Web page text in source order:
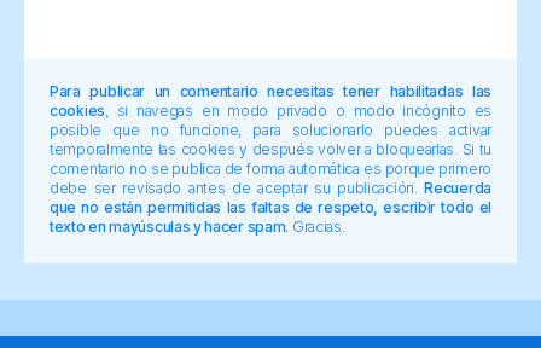
Para publicar un comentario necesitas tener habilitadas las
cookies , si navegas en modo privado o modo incógnito es
posible que no funcione, para solucionarlo puedes activar
temporalmente las cookies y después volver a bloquearlas. Si tu
comentario no se publica de forma automática es porque primero
debe ser revisado antes de aceptar su publicación.Recuerda
que no están permitidas las faltas de respeto, escribir todo el
texto en mayúsculas y hacer spam. Gracias.